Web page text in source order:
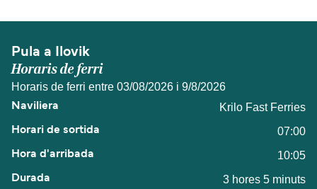
Pula a Ilovik
Horaris de ferri
Horaris de ferri entre 03/08/2026 i 9/8/2026
Krilo Fast Ferries
07:00
10:05
3 hores 5 minuts